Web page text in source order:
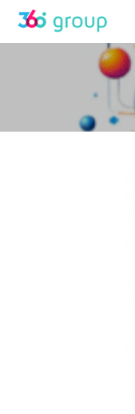
Skip
content